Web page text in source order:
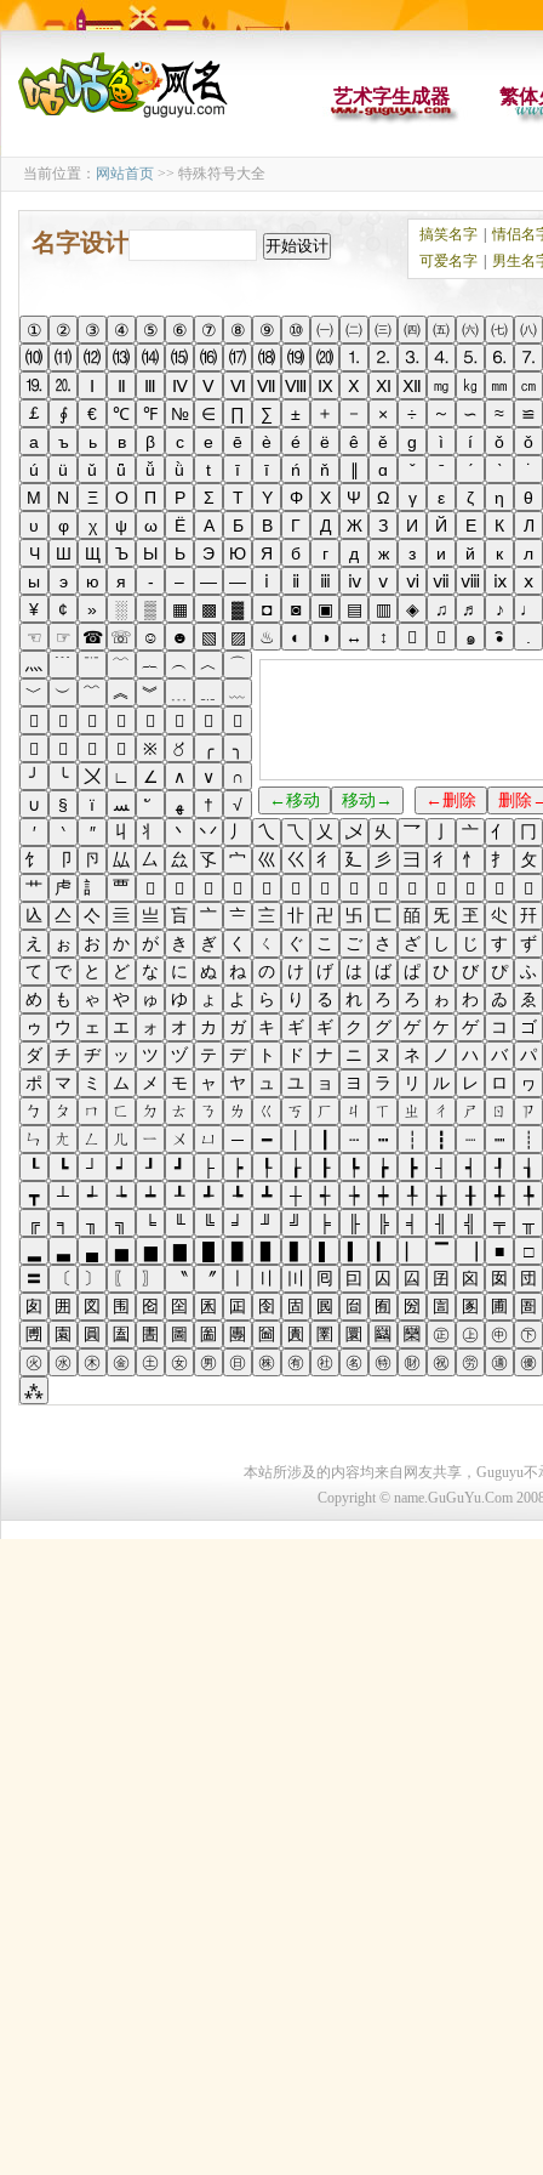
繁体
艺术字生成器
当前位置： 网站首页 >> 特殊符号大全
名字设计 搞笑名字
情侣名
可爱名字
男生名
本站所涉及的内容均来自网友共享，Guguyu
Copyright © name.GuGuYu.Com